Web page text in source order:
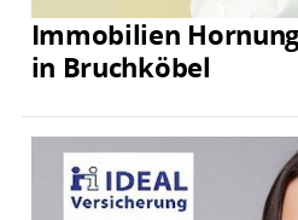
Immobilien
in Bruchköbel